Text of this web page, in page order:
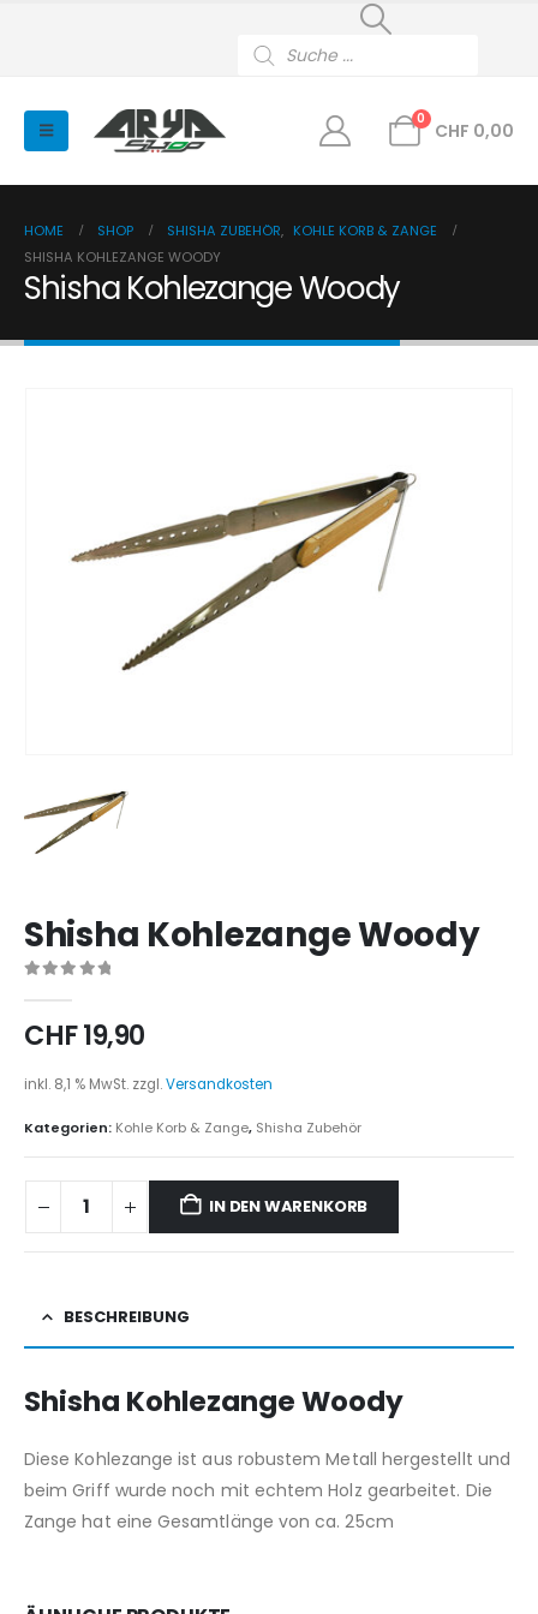
search
0
CHF 0,00
HOME SHOP SHISHA ZUBEHÖR, KOHLE KORB & ZANGE
SHISHA KOHLEZANGE WOODY
Shisha Kohlezange Woody
Shisha Kohlezange Woody
CHF19,90
inkl. 8,1 % MwSt. zzgl.Versandkosten
Kategorien: Kohle Korb & Zange, Shisha Zubehör
IN DEN WARENKORB
BESCHREIBUNG
Shisha Kohlezange Woody
Diese Kohlezange ist aus robustem Metall hergestellt und
beim Griff wurde noch mit echtem Holz gearbeitet. Die
Zange hat eine Gesamtlänge von ca. 25cm